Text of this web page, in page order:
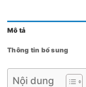
Mô tả
Thông tin bổ sung
Nội dung